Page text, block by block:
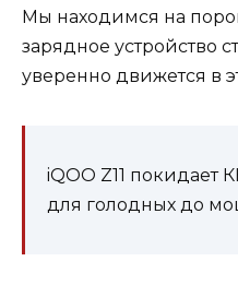
Мы находимся на
зарядное устройство
уверенно движется в
iQOO Z11 покидает
для голодных до